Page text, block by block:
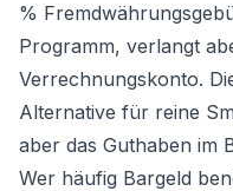
%
Programm, verlangt
Verrechnungskonto.
Alternative für reine
aber das Guthaben im
Wer häufig Bargeld